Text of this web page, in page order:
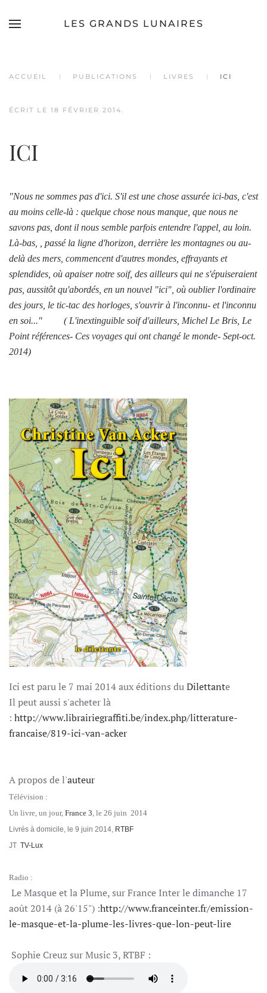
Accéder au contenu principal
LES GRANDS LUNAIRES
ACCUEIL PUBLICATIONS LIVRES ICI
ÉCRIT LE 18 FÉVRIER 2014.
ICI
"Nous ne sommes pas d'ici. S'il est une chose assurée ici-bas, c'est
au moins celle-là : quelque chose nous manque, que nous ne
savons pas, dont il nous semble parfois entendre l'appel, au loin.
Là-bas, , passé la ligne d'horizon, derrière les montagnes ou au-
delà des mers, commencent d'autres mondes, effrayants et
splendides, où apaiser notre soif, des ailleurs qui ne s'épuiseraient
pas, aussitôt qu'abordés, en un nouvel "ici", où oublier l'ordinaire
des jours, le tic-tac des horloges, s'ouvrir à l'inconnu- et l'inconnu
en soi..." ( L'inextinguible soif d'ailleurs, Michel Le Bris, Le
Point références- Ces voyages qui ont changé le monde- Sept-oct.
2014)
Ici est paru le 7 mai 2014 aux éditions duDilettante
Il peut aussi s'acheter là
: http://www.librairiegraffiti.be/index.php/litterature-
francaise/819-ici-van-acker
A propos de l'auteur
Télévision :
Un livre, un jour, France 3 , le 26 juin 2014
Livrés à domicile, le 9 juin 2014, RTBF
JT TV-Lux
Radio :
Le Masque et la Plume, sur France Inter le dimanche 17
août 2014 (à 26'15") :http://www.franceinter.fr/emission-
le-masque-et-la-plume-les-livres-que-lon-peut-lire
Sophie Creuz sur Music 3, RTBF :